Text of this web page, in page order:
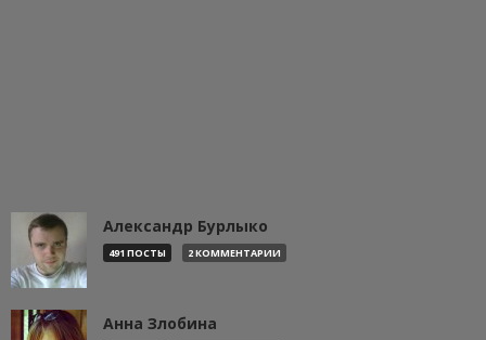
Александр Бурлыко
491 ПОСТЫ 2 КОММЕНТАРИИ
Анна Злобина